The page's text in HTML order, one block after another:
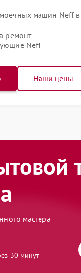
машин Neff в
ремонт
Neff
Наши цены
мастера
30 минут